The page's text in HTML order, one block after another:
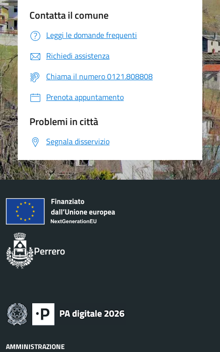
Contatta il comune
Leggi le domande frequenti
Richiedi assistenza
Chiama il numero 0121.808808
Prenota appuntamento
Problemi in città
Segnala disservizio
Perrero
AMMINISTRAZIONE